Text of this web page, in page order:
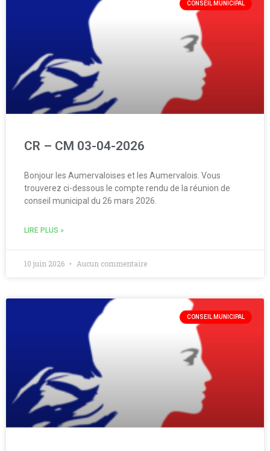
CONSEIL MUNICIPAL
CR – CM 03-04-2026
Bonjour les Aumervaloises et les Aumervalois. Vous
trouverez ci-dessous le compte rendu de la réunion de
conseil municipal du 26 mars 2026.
LIRE PLUS »
10 juin 2026 Aucun commentaire
CONSEIL MUNICIPAL